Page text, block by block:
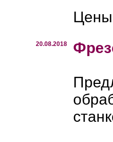
Цены
20.08.2018